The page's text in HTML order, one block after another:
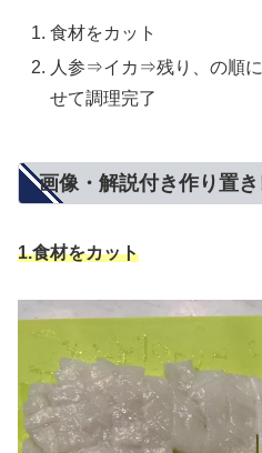
食材をカット
人参⇒イカ⇒残り、の順
せて調理完了
画像・解説付き作り置
1.食材をカット